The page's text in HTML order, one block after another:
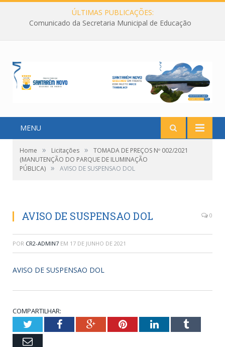
ÚLTIMAS PUBLICAÇÕES:
Comunicado da Secretaria Municipal de Educação
MENU
Home » Licitações »
TOMADA DE PREÇOS Nº 002/2021
(MANUTENÇÃO DO PARQUE DE ILUMINAÇÃO
PÚBLICA) » AVISO DE SUSPENSAO DOL
AVISO DE SUSPENSAO DOL 0
POR CR2-ADMIN7 EM 17 DE JUNHO DE 2021
AVISO DE SUSPENSAO DOL
COMPARTILHAR:
TwitterFacebookGoogle+PinterestLinkedInTumblr
Email